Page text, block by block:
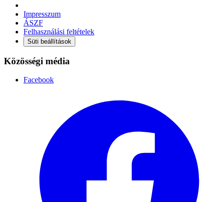
Impresszum
ÁSZF
Felhasználási feltételek
Süti beállítások
Közösségi média
Facebook